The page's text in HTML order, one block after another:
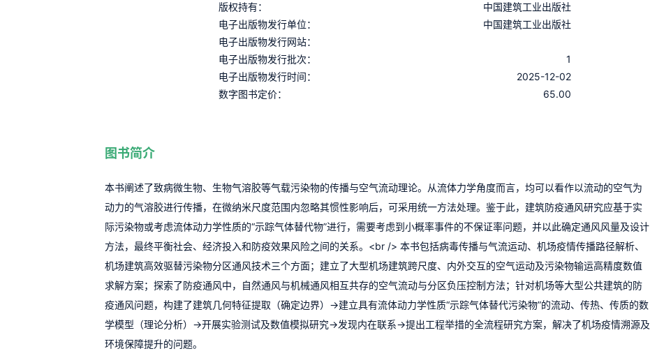
版权持有：
中国建筑工业出版社
电子出版物发行单位：
中国建筑工业出版社
电子出版物发行网站：
电子出版物发行批次：
1
电子出版物发行时间：
2025-12-02
数字图书定价：
65.00
图书简介
本书阐述了致病微生物、生物气溶胶等气载污染物的传播与空气流动理论。从流体力学角度而言，均可以看作以流动的空气为
动力的气溶胶进行传播，在微纳米尺度范围内忽略其惯性影响后，可采用统一方法处理。鉴于此，建筑防疫通风研究应基于实
际污染物或考虑流体动力学性质的“示踪气体替代物”进行，需要考虑到小概率事件的不保证率问题，并以此确定通风风量及设计
方法，最终平衡社会、经济投入和防疫效果风险之间的关系。<br /> 本书包括病毒传播与气流运动、机场疫情传播路径解析、
机场建筑高效驱替污染物分区通风技术三个方面；建立了大型机场建筑跨尺度、内外交互的空气运动及污染物输运高精度数值
求解方案；探索了防疫通风中，自然通风与机械通风相互共存的空气流动与分区负压控制方法；针对机场等大型公共建筑的防
疫通风问题，构建了建筑几何特征提取（确定边界）→建立具有流体动力学性质“示踪气体替代污染物”的流动、传热、传质的数
学模型（理论分析）→开展实验测试及数值模拟研究→发现内在联系→提出工程举措的全流程研究方案，解决了机场疫情溯源及
环境保障提升的问题。